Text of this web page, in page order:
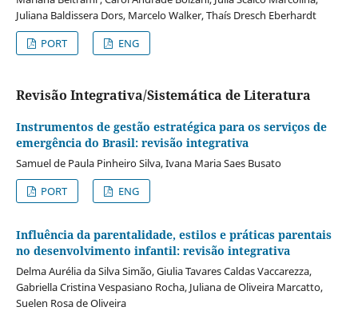
Juliana Baldissera Dors, Marcelo Walker, Thaís Dresch Eberhardt
PORT
ENG
Revisão Integrativa/Sistemática de Literatura
Instrumentos de gestão estratégica para os serviços de
emergência do Brasil: revisão integrativa
Samuel de Paula Pinheiro Silva, Ivana Maria Saes Busato
PORT
ENG
Influência da parentalidade, estilos e práticas parentais
no desenvolvimento infantil: revisão integrativa
Delma Aurélia da Silva Simão, Giulia Tavares Caldas Vaccarezza,
Gabriella Cristina Vespasiano Rocha, Juliana de Oliveira Marcatto,
Suelen Rosa de Oliveira